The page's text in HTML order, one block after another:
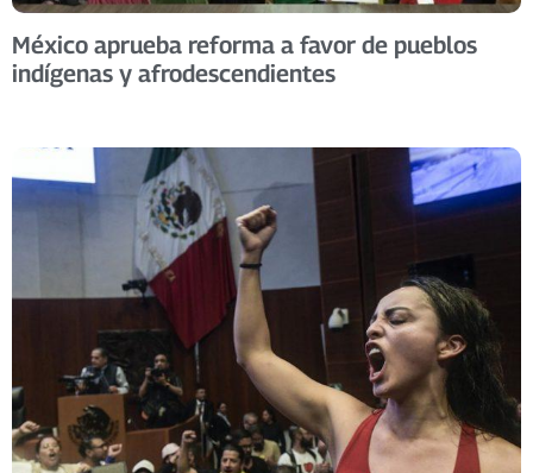
México aprueba reforma a favor de pueblos
indígenas y afrodescendientes